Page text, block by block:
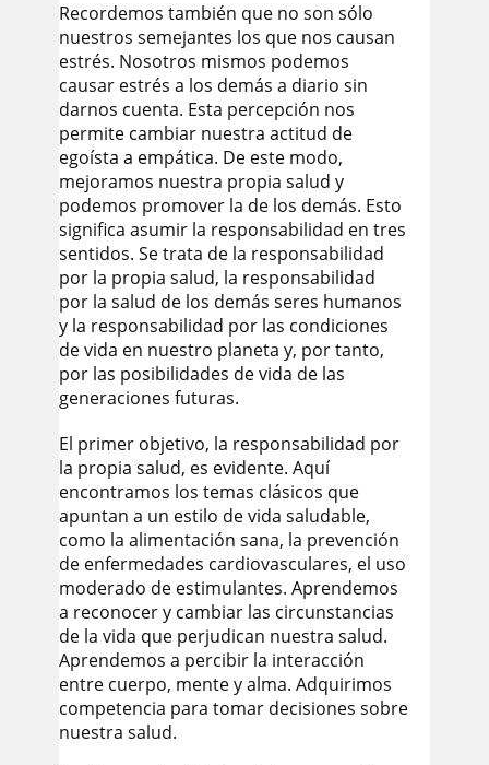
Recordemos también que no son sólo
nuestros semejantes los que nos causan
estrés. Nosotros mismos podemos
causar estrés a los demás a diario sin
darnos cuenta. Esta percepción nos
permite cambiar nuestra actitud de
egoísta a empática. De este modo,
mejoramos nuestra propia salud y
podemos promover la de los demás. Esto
significa asumir la responsabilidad en tres
sentidos. Se trata de la responsabilidad
por la propia salud, la responsabilidad
por la salud de los demás seres humanos
y la responsabilidad por las condiciones
de vida en nuestro planeta y, por tanto,
por las posibilidades de vida de las
generaciones futuras.
El primer objetivo, la responsabilidad por
la propia salud, es evidente. Aquí
encontramos los temas clásicos que
apuntan a un estilo de vida saludable,
como la alimentación sana, la prevención
de enfermedades cardiovasculares, el uso
moderado de estimulantes. Aprendemos
a reconocer y cambiar las circunstancias
de la vida que perjudican nuestra salud.
Aprendemos a percibir la interacción
entre cuerpo, mente y alma. Adquirimos
competencia para tomar decisiones sobre
nuestra salud.